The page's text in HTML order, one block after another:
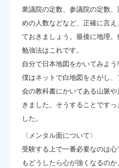
衆議院の定数、参議院の定数
めの人数などなど、正確に言え
ておきましょう。最後に地理
勉強法はこれです。
自分で日本地図をかいてみよう
僕はネットで白地図をさがし
会の教科書にかいてある山脈
きました。そうすることです
した。
〈メンタル面について〉
受験する上で一番必要なのは
もどうしたら心が強くなるの